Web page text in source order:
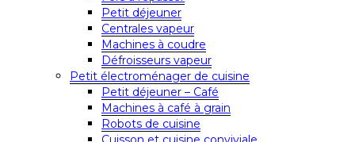
Petit déjeuner
Centrales vapeur
Machines à coudre
Défroisseurs vapeur
Petit électroménager de cuisine
Petit déjeuner – Café
Machines à café à grain
Robots de cuisine